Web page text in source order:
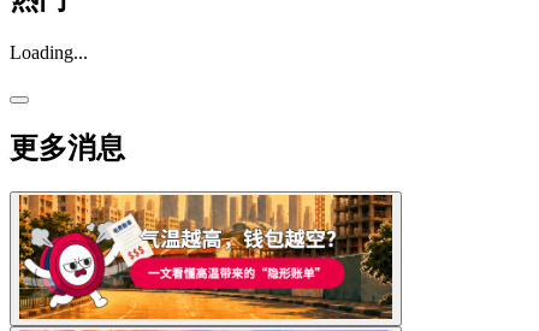
Loading...
更多消息